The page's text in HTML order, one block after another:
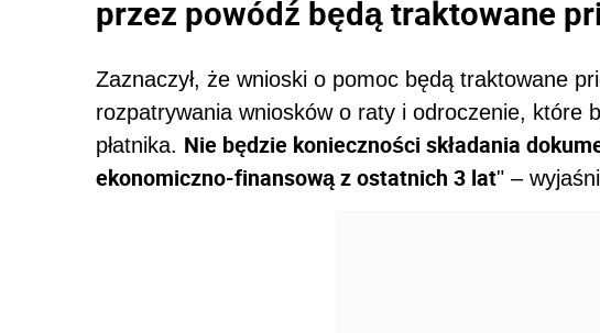
przez powódź będą traktowane
Zaznaczył, że wnioski o pomoc będą traktowane
rozpatrywania wniosków o raty i odroczenie, które
płatnika. Nie będzie konieczności składania
ekonomiczno-finansową z ostatnich 3 lat" –